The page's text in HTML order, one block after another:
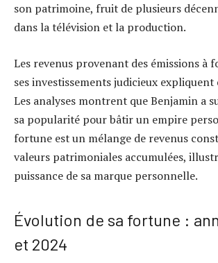
son patrimoine, fruit de plusieurs
dans la télévision et la production.
Les revenus provenant des émissions à
ses investissements judicieux expliquent
Les analyses montrent que Benjamin a
sa popularité pour bâtir un empire
fortune est un mélange de revenus
valeurs patrimoniales accumulées,
puissance de sa marque personnelle.
Évolution de sa fortune :
et 2024